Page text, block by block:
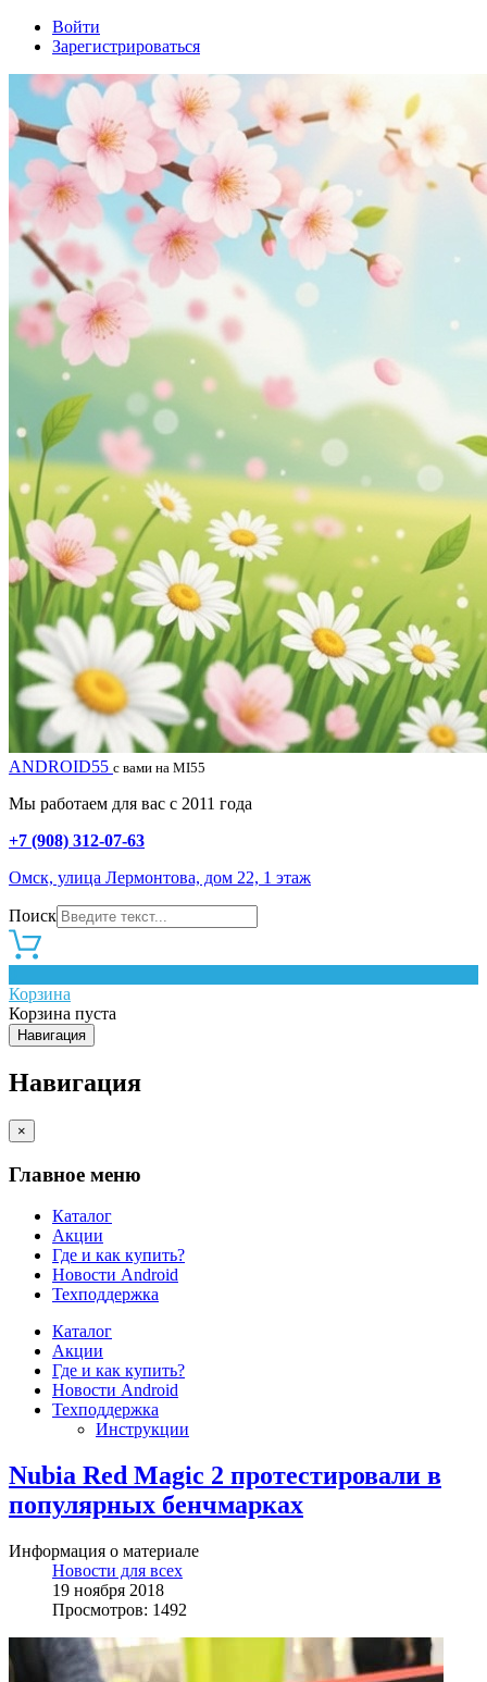
Войти
Зарегистрироваться
ANDROID55 с вами на MI55
Мы работаем для вас с 2011 года
+7 (908) 312-07-63
Омск, улица Лермонтова, дом 22, 1 этаж
Поиск
Корзина
Корзина пуста
Навигация
Навигация
×
Главное меню
Каталог
Акции
Где и как купить?
Новости Android
Техподдержка
Каталог
Акции
Где и как купить?
Новости Android
Техподдержка
Инструкции
Nubia Red Magic 2 протестировали в
популярных бенчмарках
Информация о материале
Новости для всех
19 ноября 2018
Просмотров: 1492